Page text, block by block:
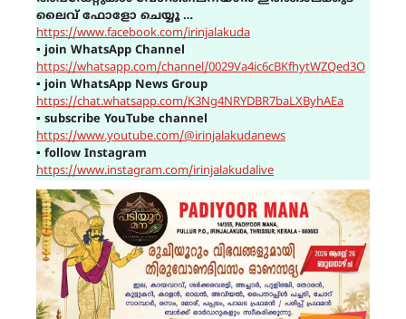
ലൈവ് ഫോളോ ചെയ്യൂ …
https://www.facebook.com/irinjalakuda
▪join WhatsApp Channel
https://whatsapp.com/channel/0029Va4ic6cBKfhytWZQed3O
▪join WhatsApp News Group
https://chat.whatsapp.com/K3Ng4NRYDBR7baLXByhAEa
▪ subscribe YouTube channel
https://www.youtube.com/@irinjalakudanews
▪ follow Instagram
https://www.instagram.com/irinjalakudalive